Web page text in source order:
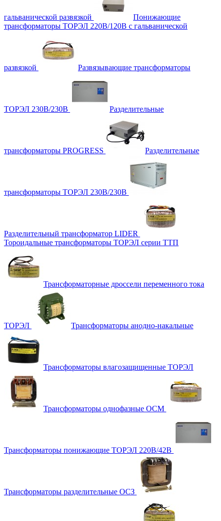
гальванической развязкой
Понижающие
трансформаторы ТОРЭЛ 220В/120В с гальванической
развязкой Развязывающие трансформаторы
ТОРЭЛ 230В/230В Разделительные
трансформаторы PROGRESS Разделительные
трансформаторы ТОРЭЛ 230В/230В
Разделительный трансформатор LIDER
Тороидальные трансформаторы ТОРЭЛ серии ТТП
Трансформаторные дроссели переменного тока
ТОРЭЛ Трансформаторы анодно-накальные
Трансформаторы влагозащищенные ТОРЭЛ
Трансформаторы однофазные ОСМ
Трансформаторы понижающие ТОРЭЛ 220В/42В
Трансформаторы разделительные ОСЗ